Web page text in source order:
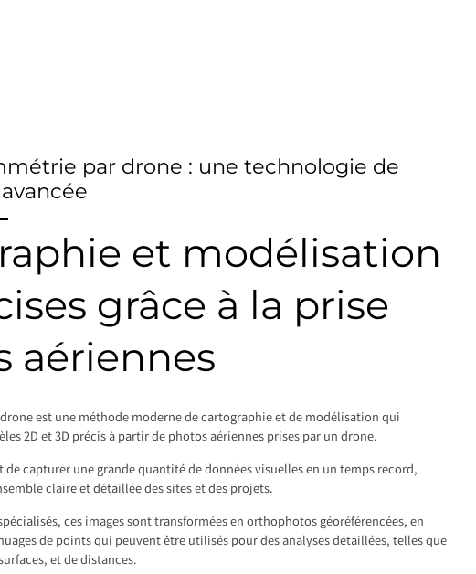
par drone : une technologie de
et modélisation
grâce à la prise
aériennes
est une méthode moderne de cartographie et de modélisation qui
2D et 3D précis à partir de photos aériennes prises par un drone.
capturer une grande quantité de données visuelles en un temps record,
claire et détaillée des sites et des projets.
ces images sont transformées en orthophotos géoréférencées, en
de points qui peuvent être utilisés pour des analyses détaillées, telles que
et de distances.